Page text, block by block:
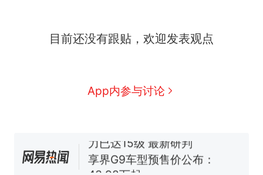
目前还没有跟贴，欢迎发表观点
App内参与讨论
号，仅凭视频评出？中国烹饪
佛山一中学招聘物理教师，笔
试前13名均遭淘汰？教育局：
享界G9车型预售价公布：
43.98万起